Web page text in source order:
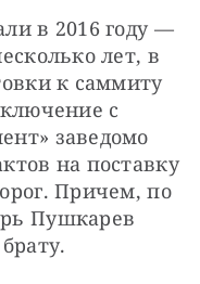
в 2016 году —
лет, в
к саммиту
с
заведомо
на поставку
Причем, по
Пушкарев